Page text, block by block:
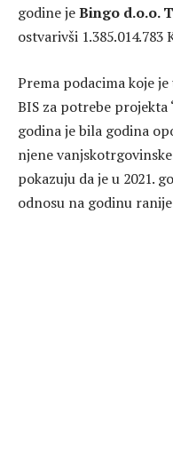
godine jeBingo d.o.o.
ostvarivši
Prema podacima koje
BIS za potrebe projekta
godina je bila godina
njene
pokazuju da je u 2021.
odnosu na godinu